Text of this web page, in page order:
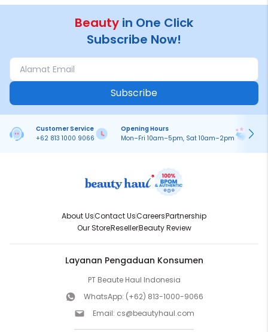
Beauty in One Click
Subscribe Now!
Subscribe
Customer Service
+62 813 1000 9066
Opening Hours
Mon–Fri 10am–5pm, Sat 10am–2pm
About UsContact UsCareersPartnership
Our StoreResellerBeauty Review
Layanan Pengaduan Konsumen
PT Beaute Haul Indonesia
WhatsApp: (+62) 813-1000-9066
Email: cs@beautyhaul.com